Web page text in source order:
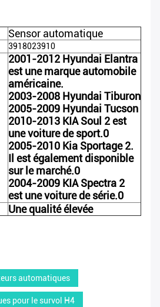
Sensor automatique
3918023910
2001-2012 Hyundai Elantra
est une marque automobile
américaine.
2003-2008 Hyundai Tiburon
2005-2009 Hyundai Tucson
2010-2013 KIA Soul 2 est
une voiture de sport.0
2005-2010 Kia Sportage 2.
Il est également disponible
sur le marché.0
2004-2009 KIA Spectra 2
est une voiture de série.0
Une qualité élevée
automatiques
pour le survol H4